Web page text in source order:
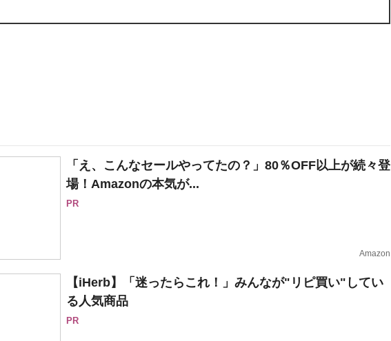
「え、こんなセールやってたの？」80％OFF以上が続々登
場！Amazonの本気が...
PR
Amazon
【iHerb】「迷ったらこれ！」みんなが"リピ買い"してい
る人気商品
PR